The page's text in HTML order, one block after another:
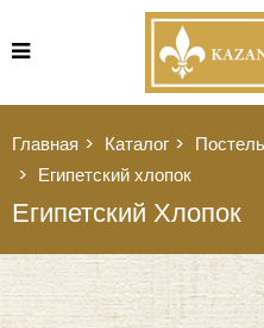
Главная Каталог
Египетский хлопок
Египетский Хлопок